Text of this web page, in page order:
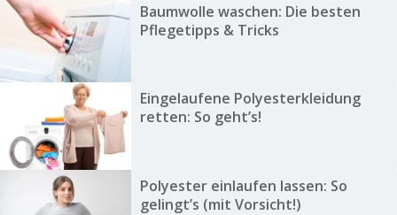
Baumwolle waschen: Die besten
Pflegetipps & Tricks
Eingelaufene Polyesterkleidung
retten: So geht’s!
Polyester einlaufen lassen: So
gelingt’s (mit Vorsicht!)